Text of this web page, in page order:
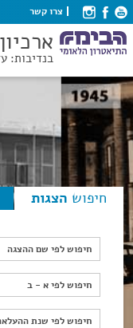
צרו קשר
ארכיון
בנדיבות:
חיפוש הצגות
חיפוש לפי שם ההצגה
חיפוש לפי א - ב
חיפוש לפי א - ב
חיפוש לפי שנת
חיפוש לפי שנת